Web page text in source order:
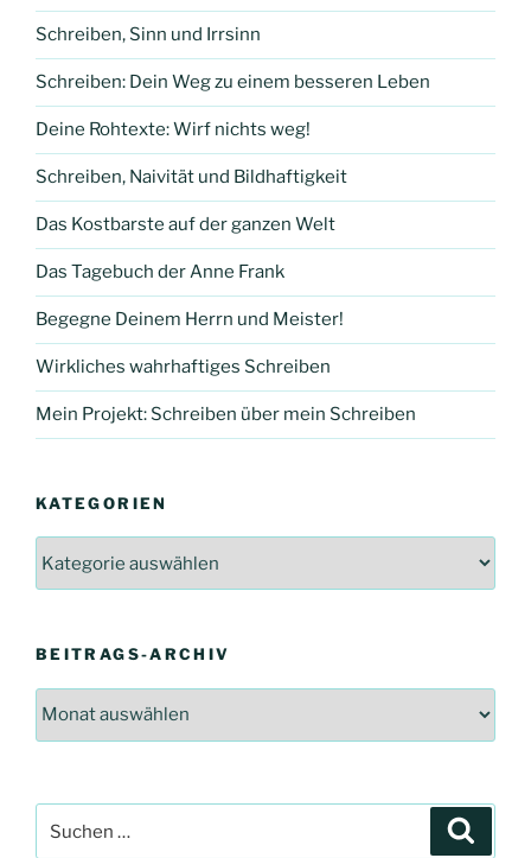
Schreiben, Sinn und Irrsinn
Schreiben: Dein Weg zu einem besseren Leben
Deine Rohtexte: Wirf nichts weg!
Schreiben, Naivität und Bildhaftigkeit
Das Kostbarste auf der ganzen Welt
Das Tagebuch der Anne Frank
Begegne Deinem Herrn und Meister!
Wirkliches wahrhaftiges Schreiben
Mein Projekt: Schreiben über mein Schreiben
KATEGORIEN
BEITRAGS-ARCHIV
Beitrags-
nach: